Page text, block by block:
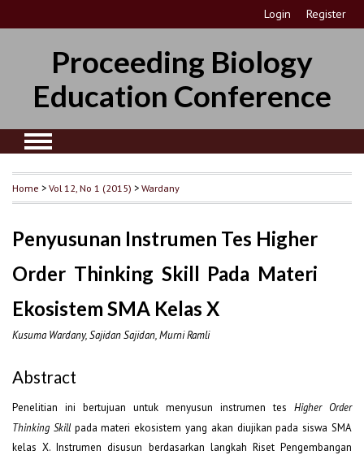
Login Register
Proceeding Biology
Education Conference
Home >Vol 12, No 1 (2015) >Wardany
Penyusunan Instrumen Tes Higher
Order Thinking Skill Pada Materi
Ekosistem SMA Kelas X
Kusuma Wardany, Sajidan Sajidan, Murni Ramli
Abstract
Penelitian ini bertujuan untuk menyusun instrumen tes Higher Order
Thinking Skillpada materi ekosistem yang akan diujikan pada siswa SMA
kelas X. Instrumen disusun berdasarkan langkah Riset Pengembangan